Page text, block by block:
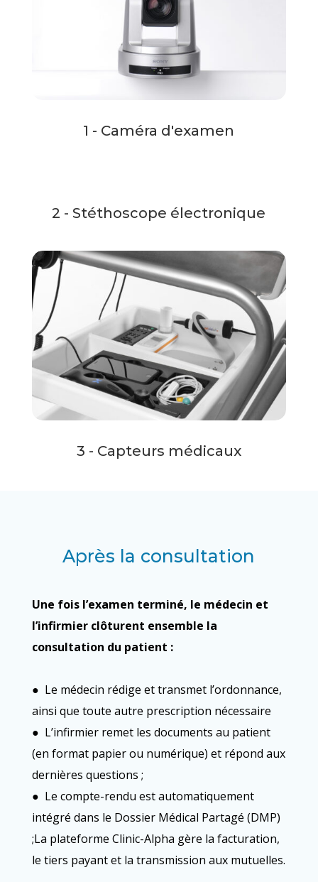
1 - Caméra d'examen
2 - Stéthoscope électronique
3 - Capteurs médicaux
Après la consultation
Une fois l’examen terminé, le médecin et
l’infirmier clôturent ensemble la
consultation du patient :
● Le médecin rédige et transmet l’ordonnance,
ainsi que toute autre prescription nécessaire
● L’infirmier remet les documents au patient
(en format papier ou numérique) et répond aux
dernières questions ;
● Le compte-rendu est automatiquement
intégré dans le Dossier Médical Partagé (DMP)
;La plateforme Clinic-Alpha gère la facturation,
le tiers payant et la transmission aux mutuelles.